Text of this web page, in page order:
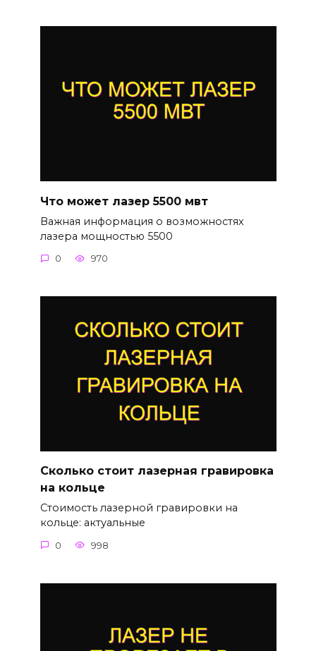
Что может лазер 5500 мвт
Важная информация о возможностях
лазера мощностью 5500
0 970
Сколько стоит лазерная гравировка
на кольце
Стоимость лазерной гравировки на
кольце: актуальные
0 998